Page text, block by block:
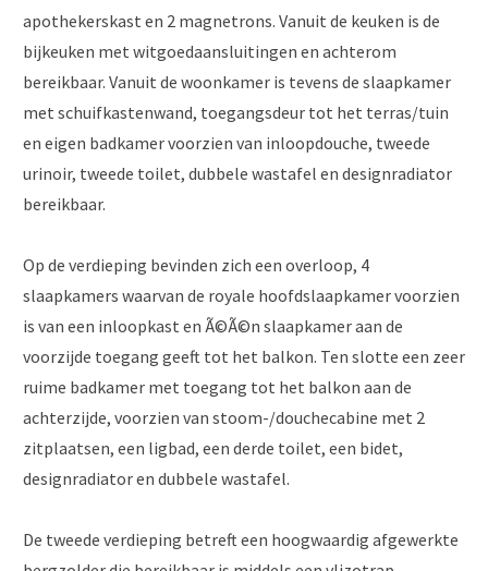
apothekerskast en 2 magnetrons. Vanuit de keuken is de
bijkeuken met witgoedaansluitingen en achterom
bereikbaar. Vanuit de woonkamer is tevens de slaapkamer
met schuifkastenwand, toegangsdeur tot het terras/tuin
en eigen badkamer voorzien van inloopdouche, tweede
urinoir, tweede toilet, dubbele wastafel en designradiator
bereikbaar.
Op de verdieping bevinden zich een overloop, 4
slaapkamers waarvan de royale hoofdslaapkamer voorzien
is van een inloopkast en Ã©Ã©n slaapkamer aan de
voorzijde toegang geeft tot het balkon. Ten slotte een zeer
ruime badkamer met toegang tot het balkon aan de
achterzijde, voorzien van stoom-/douchecabine met 2
zitplaatsen, een ligbad, een derde toilet, een bidet,
designradiator en dubbele wastafel.
De tweede verdieping betreft een hoogwaardig afgewerkte